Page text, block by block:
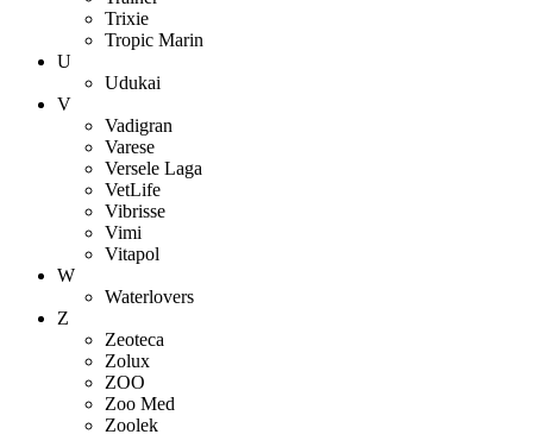
Trixie
Tropic Marin
U
Udukai
V
Vadigran
Varese
Versele Laga
VetLife
Vibrisse
Vimi
Vitapol
W
Waterlovers
Z
Zeoteca
Zolux
ZOO
Zoo Med
Zoolek